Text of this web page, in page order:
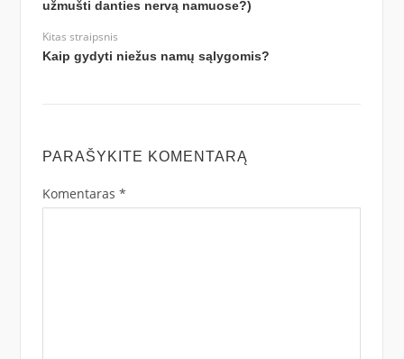
užmušti danties nervą namuose?)
Kitas straipsnis
Kaip gydyti niežus namų sąlygomis?
PARAŠYKITE KOMENTARĄ
Komentaras *